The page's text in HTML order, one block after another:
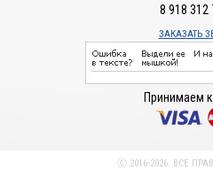
8 918 312
ЗАКАЗАТЬ
Принимаем
Ⓒ 2016-2026. ВСЕ